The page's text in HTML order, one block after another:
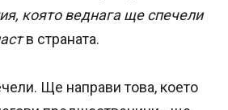
която веднага ще спечели
в страната.
Ще направи това, което